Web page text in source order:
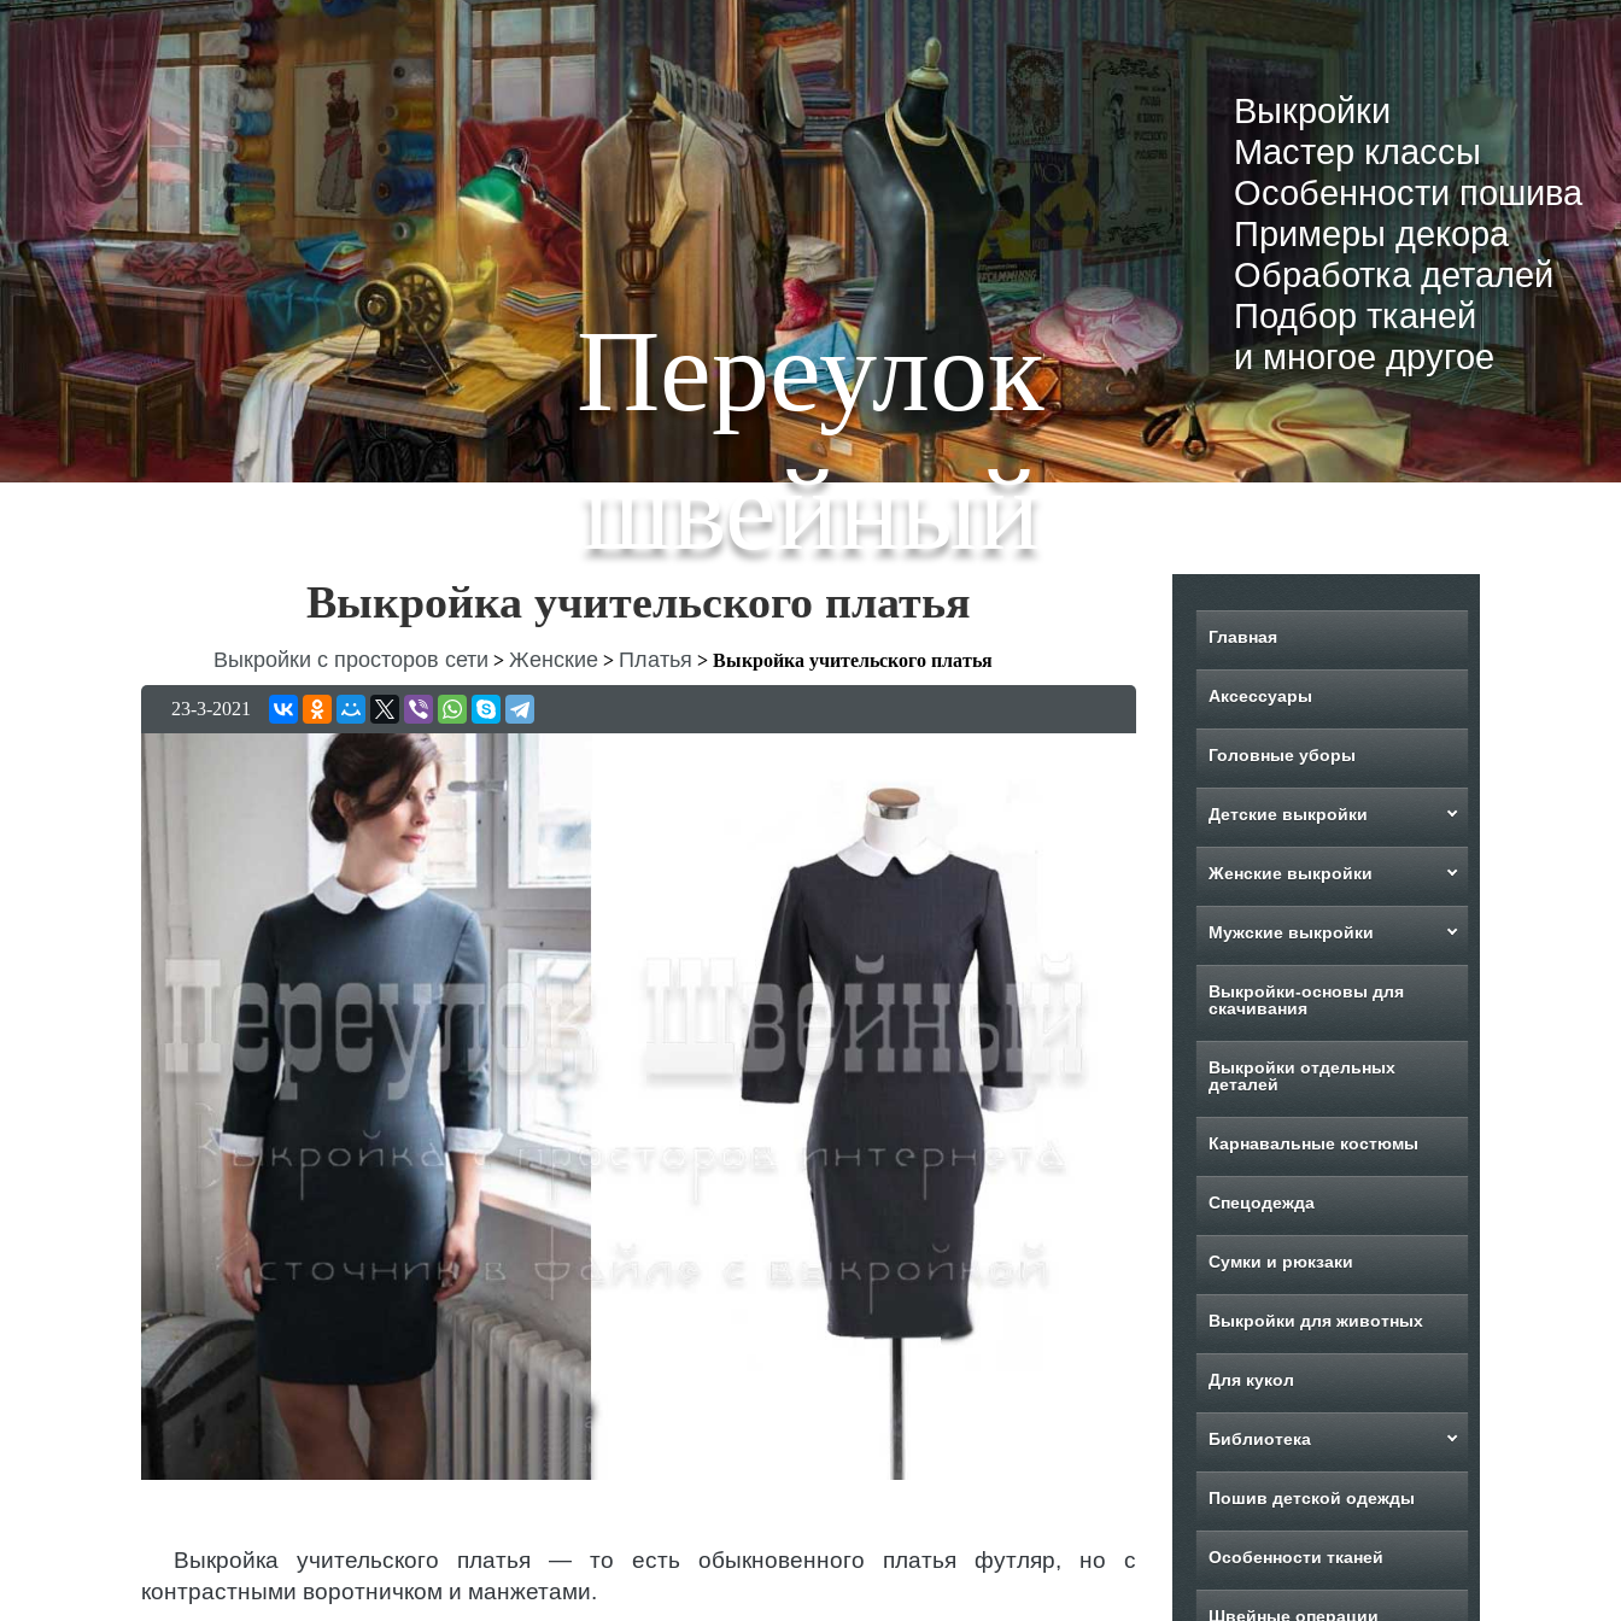
Переулок
швейный
Выкройки
Мастер классы
Особенности пошива
Примеры декора
Обработка деталей
Подбор тканей
и многое другое
Выкройка учительского платья
Выкройки с просторов сети > Женские > Платья > Выкройка учительского платья
23-3-2021
Выкройка учительского платья — то есть обыкновенного платья футляр, но с
контрастными воротничком и манжетами.
Главная
Аксессуары
Головные уборы
Детские выкройки
Женские выкройки
Мужские выкройки
Выкройки-основы для
скачивания
Выкройки отдельных
деталей
Карнавальные костюмы
Спецодежда
Сумки и рюкзаки
Выкройки для животных
Для кукол
Библиотека
Пошив детской одежды
Особенности тканей
Швейные операции